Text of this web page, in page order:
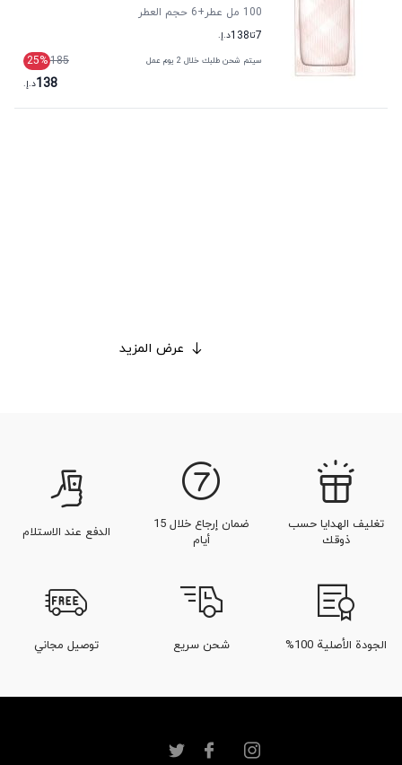
100 مل عطر
+6
حجم العطر
7تا138د.إ.
سيتم شحن طلبك خلال 2 يوم عمل 185
25%
138د.إ.
عرض المزيد
تغليف الهدايا حسب
ذوقك
ضمان إرجاع خلال 15
أيام
الدفع عند الاستلام
الجودة الأصلية 100% شحن سريع توصيل مجاني